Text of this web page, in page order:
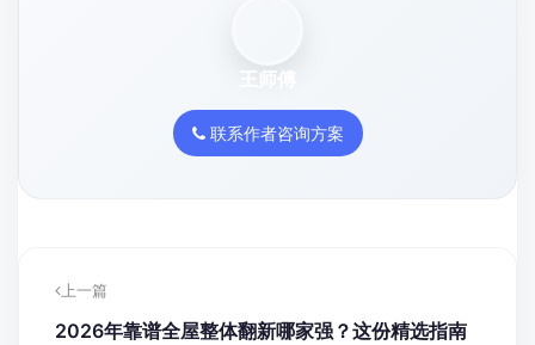
王师傅
联系作者咨询方案
上一篇
2026年靠谱全屋整体翻新哪家强？这份精选指南